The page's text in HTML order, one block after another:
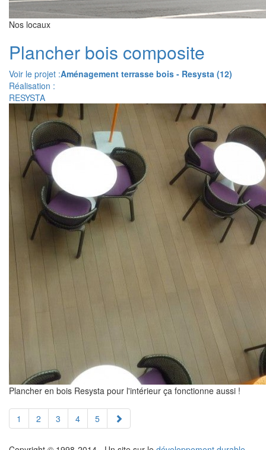
Nos locaux
Plancher bois composite
Voir le projet :Aménagement terrasse bois - Resysta (12)
Réalisation :
RESYSTA
Plancher en bois Resysta pour l'intérieur ça fonctionne aussi !
1 2 3 4 5